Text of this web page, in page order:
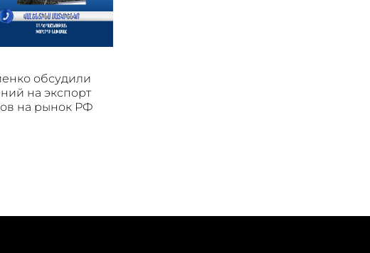
обсудили
на экспорт
на рынок РФ